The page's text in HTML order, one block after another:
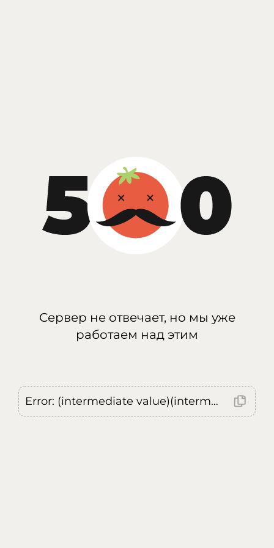
Сервер не отвечает, но мы уже
работаем над этим
Error: (intermediate value)(intermediate value)(intermediate value).replaceAll is not a function